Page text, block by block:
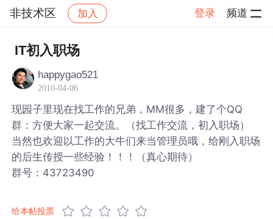
非技术区 加入 登录 频道
社区 非技术区
IT初入职场
happygao521
2010-04-06
现园子里现在找工作的兄弟，MM很多，建了个QQ
群：方便大家一起交流。（找工作交流，初入职场）
当然也欢迎以工作的大牛们来当管理员哦，给刚入职场
的后生传授一些经验！！！（真心期待）
群号：43723490
给本帖投票